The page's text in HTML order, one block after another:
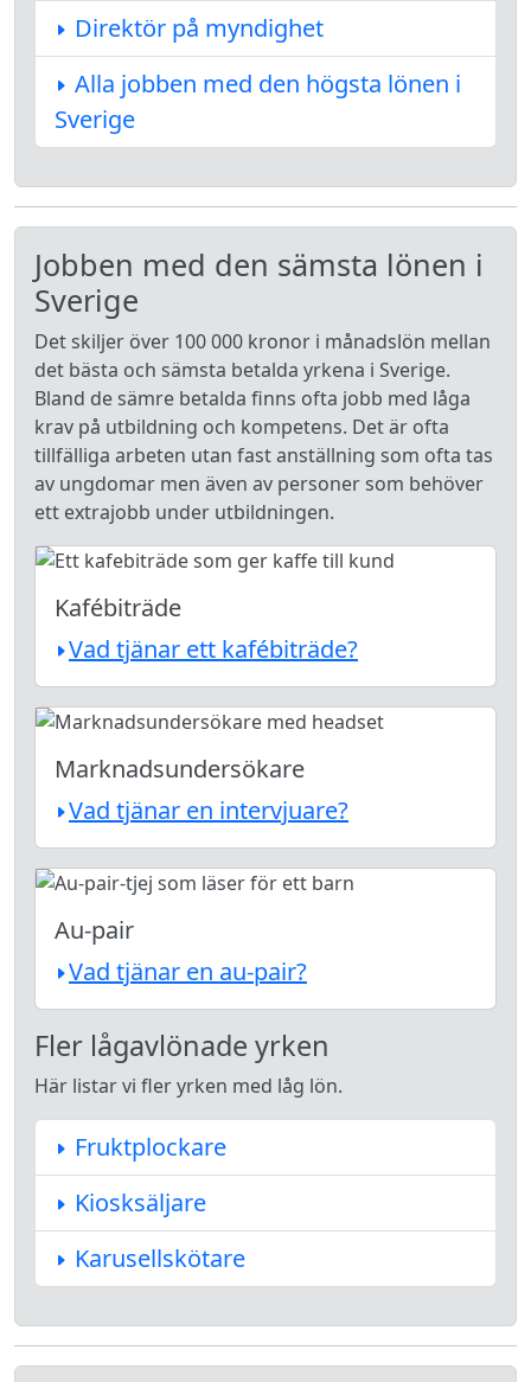
Direktör på myndighet
Alla jobben med den högsta lönen i
Sverige
Jobben med den sämsta lönen i
Sverige
Det skiljer över 100 000 kronor i månadslön mellan
det bästa och sämsta betalda yrkena i Sverige.
Bland de sämre betalda finns ofta jobb med låga
krav på utbildning och kompetens. Det är ofta
tillfälliga arbeten utan fast anställning som ofta tas
av ungdomar men även av personer som behöver
ett extrajobb under utbildningen.
Kafébiträde
Vad tjänar ett kafébiträde?
Marknadsundersökare
Vad tjänar en intervjuare?
Au-pair
Vad tjänar en au-pair?
Fler lågavlönade yrken
Här listar vi fler yrken med låg lön.
Fruktplockare
Kiosksäljare
Karusellskötare